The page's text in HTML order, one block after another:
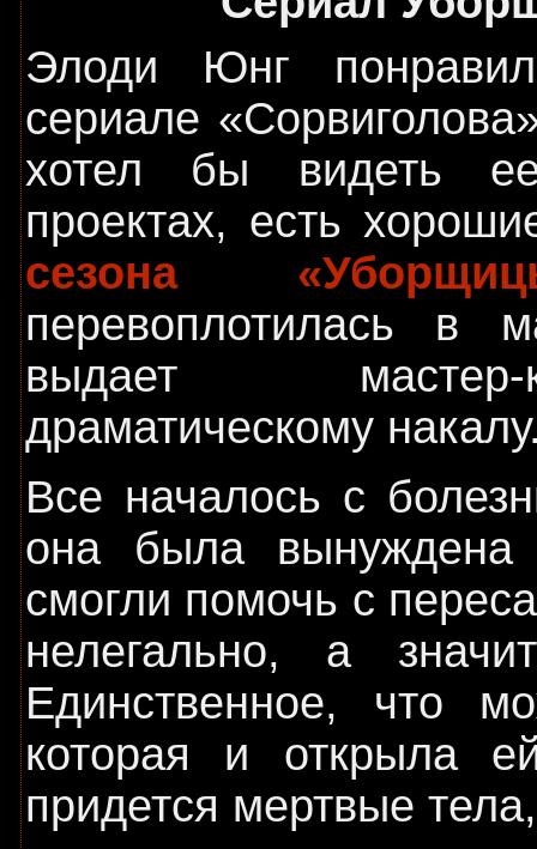
Элоди Юнг
сериале
хотел бы видеть
проектах, есть
сезона
перевоплотилась в
выдает
драматическому
Все началось с
она была
смогли помочь с
нелегально, а
Единственное, что
которая и открыла
придется мертвые